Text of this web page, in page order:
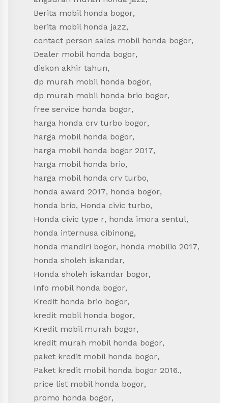
Berita mobil honda bogor,
berita mobil honda jazz,
contact person sales mobil honda bogor,
Dealer mobil honda bogor,
diskon akhir tahun,
dp murah mobil honda bogor,
dp murah mobil honda brio bogor,
free service honda bogor,
harga honda crv turbo bogor,
harga mobil honda bogor,
harga mobil honda bogor 2017,
harga mobil honda brio,
harga mobil honda crv turbo,
honda award 2017, honda bogor,
honda brio, Honda civic turbo,
Honda civic type r, honda imora sentul,
honda internusa cibinong,
honda mandiri bogor, honda mobilio 2017,
honda sholeh iskandar,
Honda sholeh iskandar bogor,
Info mobil honda bogor,
Kredit honda brio bogor,
kredit mobil honda bogor,
Kredit mobil murah bogor,
kredit murah mobil honda bogor,
paket kredit mobil honda bogor,
Paket kredit mobil honda bogor 2016.,
price list mobil honda bogor,
promo honda bogor,